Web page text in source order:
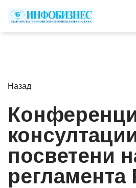
Назад
посветени
регламента